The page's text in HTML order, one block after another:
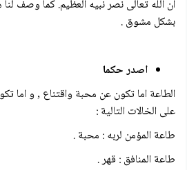
أن الله تعالى نصر نبيه العظيم. كما وصف
بشكل مشوق .
اصدر حكما
الطاعة اما تكون عن محبة واقتناع , و اما
على الخالات التالية :
طاعة المؤمن لربه : محبة .
طاعة المنافق : قهر .